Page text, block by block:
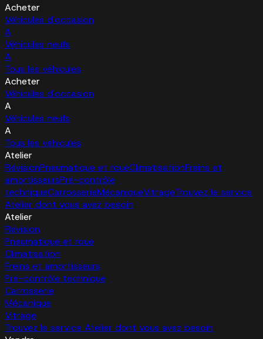
Acheter
Véhicules d'occasion
A
Véhicules neufs
A
Tous les véhicules
Acheter
Véhicules d'occasion
A
Véhicules neufs
A
Tous les véhicules
Atelier
RévisionPneumatique et roueClimatisationFreins et
amortisseursPré-contrôle
techniqueCarrosserieMécaniqueVitrageTrouvez le service
Atelier dont vous avez besoin
Atelier
Révision
Pneumatique et roue
Climatisation
Freins et amortisseurs
Pré-contrôle technique
Carrosserie
Mécanique
Vitrage
Trouvez le service Atelier dont vous avez besoin